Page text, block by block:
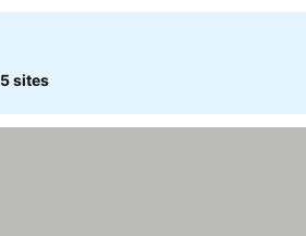
5 sites